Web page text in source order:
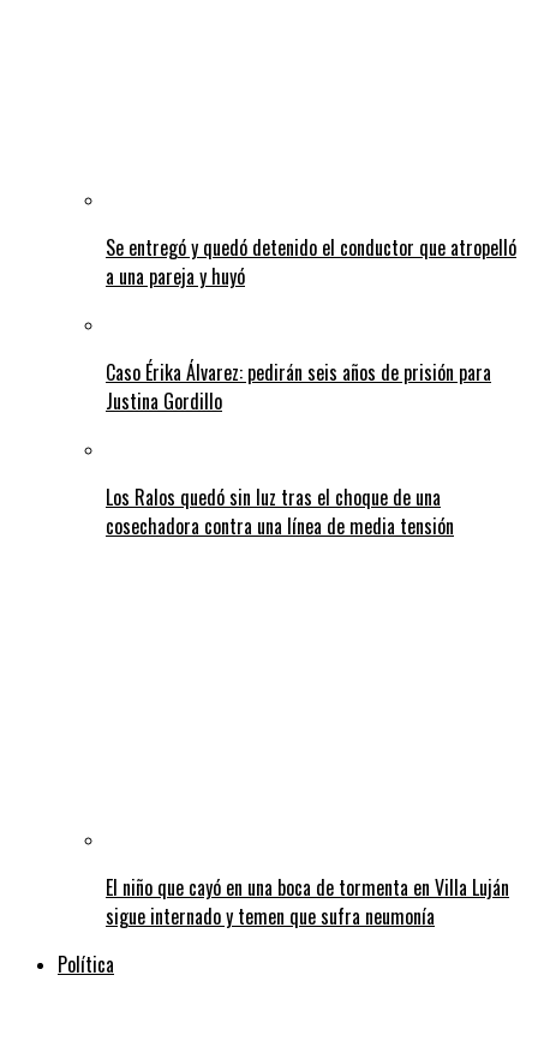
Se entregó y quedó detenido el conductor que atropelló
a una pareja y huyó
Caso Érika Álvarez: pedirán seis años de prisión para
Justina Gordillo
Los Ralos quedó sin luz tras el choque de una
cosechadora contra una línea de media tensión
El niño que cayó en una boca de tormenta en Villa Luján
sigue internado y temen que sufra neumonía
Política